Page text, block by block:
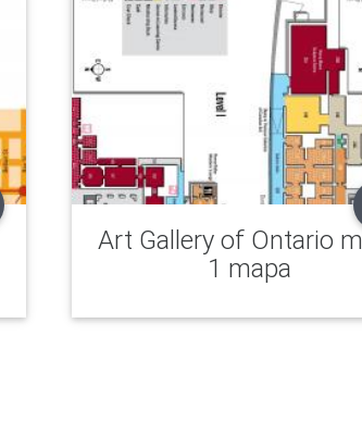
Art Gallery of Ontario
1 mapa